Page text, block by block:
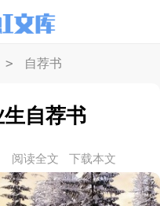
> 自荐书
自荐书
阅读全文 下载本文